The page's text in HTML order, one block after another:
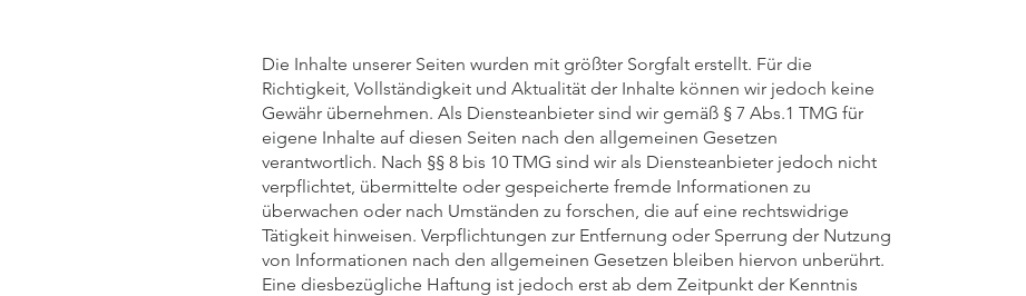
Die Inhalte unserer Seiten wurden mit größter Sorgfalt erstellt. Für die
Richtigkeit, Vollständigkeit und Aktualität der Inhalte können wir jedoch keine
Gewähr übernehmen. Als Diensteanbieter sind wir gemäß § 7 Abs.1 TMG für
eigene Inhalte auf diesen Seiten nach den allgemeinen Gesetzen
verantwortlich. Nach §§ 8 bis 10 TMG sind wir als Diensteanbieter jedoch nicht
verpflichtet, übermittelte oder gespeicherte fremde Informationen zu
überwachen oder nach Umständen zu forschen, die auf eine rechtswidrige
Tätigkeit hinweisen. Verpflichtungen zur Entfernung oder Sperrung der Nutzung
von Informationen nach den allgemeinen Gesetzen bleiben hiervon unberührt.
Eine diesbezügliche Haftung ist jedoch erst ab dem Zeitpunkt der Kenntnis